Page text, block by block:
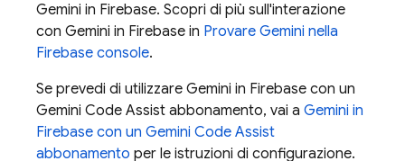
Gemini in Firebase. Scopri di più sull'interazione
con Gemini in Firebase in Provare Gemini nella
Firebase console.
Se prevedi di utilizzare Gemini in Firebase con un
Gemini Code Assist abbonamento, vai a Gemini in
Firebase con un Gemini Code Assist
abbonamento per le istruzioni di configurazione.